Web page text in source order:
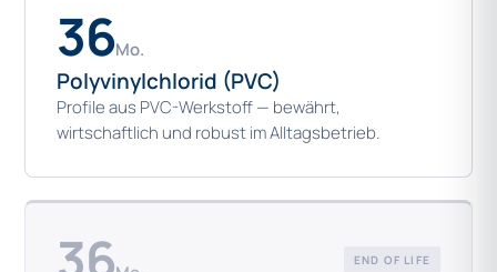
36Mo.
Polyvinylchlorid (PVC)
Profile aus PVC-Werkstoff — bewährt,
wirtschaftlich und robust im Alltagsbetrieb.
END OF LIFE